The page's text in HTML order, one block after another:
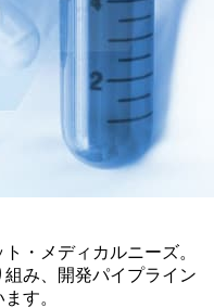
・メディカルニーズ。
み、開発パイプライン
す。